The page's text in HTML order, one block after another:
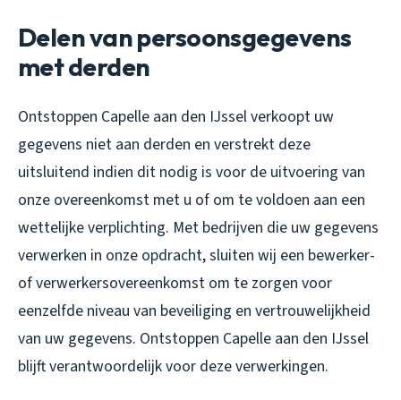
Delen van persoonsgegevens
met derden
Ontstoppen Capelle aan den IJssel verkoopt uw
gegevens niet aan derden en verstrekt deze
uitsluitend indien dit nodig is voor de uitvoering van
onze overeenkomst met u of om te voldoen aan een
wettelijke verplichting. Met bedrijven die uw gegevens
verwerken in onze opdracht, sluiten wij een bewerker-
of verwerkersovereenkomst om te zorgen voor
eenzelfde niveau van beveiliging en vertrouwelijkheid
van uw gegevens. Ontstoppen Capelle aan den IJssel
blijft verantwoordelijk voor deze verwerkingen.